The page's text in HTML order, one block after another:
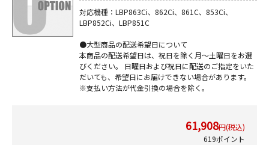
対応機種：LBP863Ci、862Ci、861C、853Ci、
LBP852Ci、LBP851C
●大型商品の配送希望日について
本商品の配送希望日は、祝日を除く月～土曜日をお選
びください。 日曜日および祝日に配送のご指定をいた
だいても、希望日にお届けできない場合があります。
※支払い方法が代金引換の場合を除く。
61,908円(税込)
619ポイント